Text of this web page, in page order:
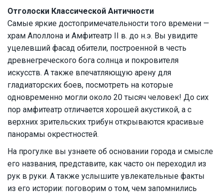
Отголоски Классической Античности
Самые яркие достопримечательности того времени —
храм Аполлона и Амфитеатр II в. до н.э. Вы увидите
уцелевший фасад обители, построенной в честь
древнегреческого бога солнца и покровителя
искусств. А также впечатляющую арену для
гладиаторских боев, посмотреть на которые
одновременно могли около 20 тысяч человек! До сих
пор амфитеатр отличается хорошей акустикой, а с
верхних зрительских трибун открываются красивые
панорамы окрестностей.
На прогулке вы узнаете об основании города и смысле
его названия, представите, как часто он переходил из
рук в руки. А также услышите увлекательные факты
из его истории: поговорим о том, чем запомнились